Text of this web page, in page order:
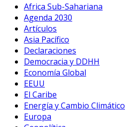
Africa Sub-Sahariana
Agenda 2030
Artículos
Asia Pacífico
Declaraciones
Democracia y DDHH
Economía Global
EEUU
El Caribe
Energía y Cambio Climático
Europa